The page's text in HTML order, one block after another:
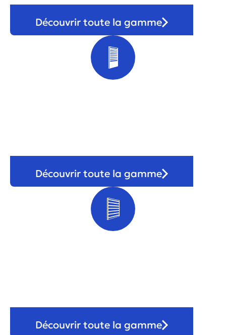
Découvrir toute la gamme
Découvrir toute la gamme
Découvrir toute la gamme